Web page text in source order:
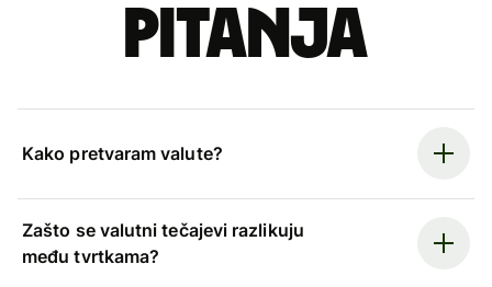
pitanja
Kako pretvaram valute?
Zašto se valutni tečajevi razlikuju
među tvrtkama?